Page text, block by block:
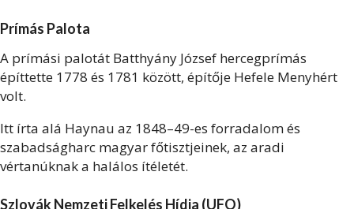
Prímás Palota
A prímási palotát Batthyány József hercegprímás
építtette 1778 és 1781 között, építője Hefele Menyhért
volt.
Itt írta alá Haynau az 1848–49-es forradalom és
szabadságharc magyar főtisztjeinek, az aradi
vértanúknak a halálos ítéletét.
Szlovák Nemzeti Felkelés Hídja (UFO)